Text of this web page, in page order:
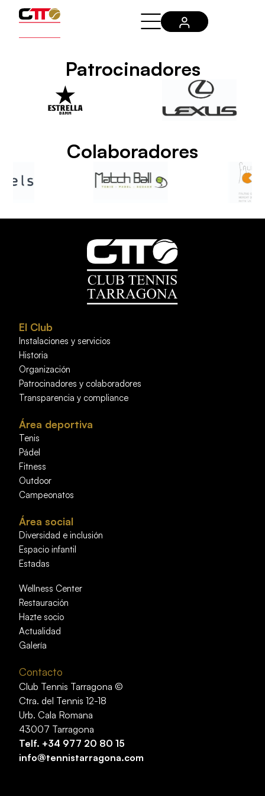
Patrocinadores
Colaboradores
El Club
Instalaciones y servicios
Historia
Organización
Patrocinadores y colaboradores
Transparencia y compliance
Área deportiva
Tenis
Pádel
Fitness
Outdoor
Campeonatos
Área social
Diversidad e inclusión
Espacio infantil
Estadas
Wellness Center
Restauración
Hazte socio
Actualidad
Galería
Contacto
Club Tennis Tarragona ©
Ctra. del Tennis 12-18
Urb. Cala Romana
43007 Tarragona
Telf. +34 977 20 80 15
info@tennistarragona.com